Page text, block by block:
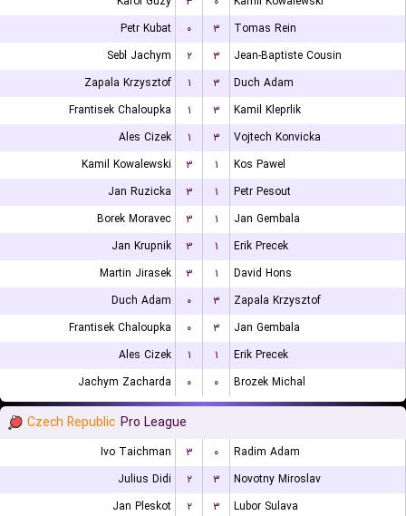
Petr Kubat
۰ ۳
Tomas Rein
Sebl Jachym
۲ ۳
Jean-Baptiste Cousin
Zapala Krzysztof
۱ ۳
Duch Adam
Frantisek Chaloupka
۱ ۳
Kamil Kleprlik
Ales Cizek
۱ ۳
Vojtech Konvicka
Kamil Kowalewski
۳ ۱
Kos Pawel
Jan Ruzicka
۳ ۱
Petr Pesout
Borek Moravec
۳ ۱
Jan Gembala
Jan Krupnik
۳ ۱
Erik Precek
Martin Jirasek
۳ ۱
David Hons
Duch Adam
۰ ۳
Zapala Krzysztof
Frantisek Chaloupka
۰ ۳
Jan Gembala
Ales Cizek
۱ ۱
Erik Precek
Jachym Zacharda
۰ ۰ Brozek Michal
Czech Republic Pro League
Ivo Taichman ۳ ۰
Radim Adam
Julius Didi
۲ ۳
Novotny Miroslav
Jan Pleskot
۲ ۳
Lubor Sulava